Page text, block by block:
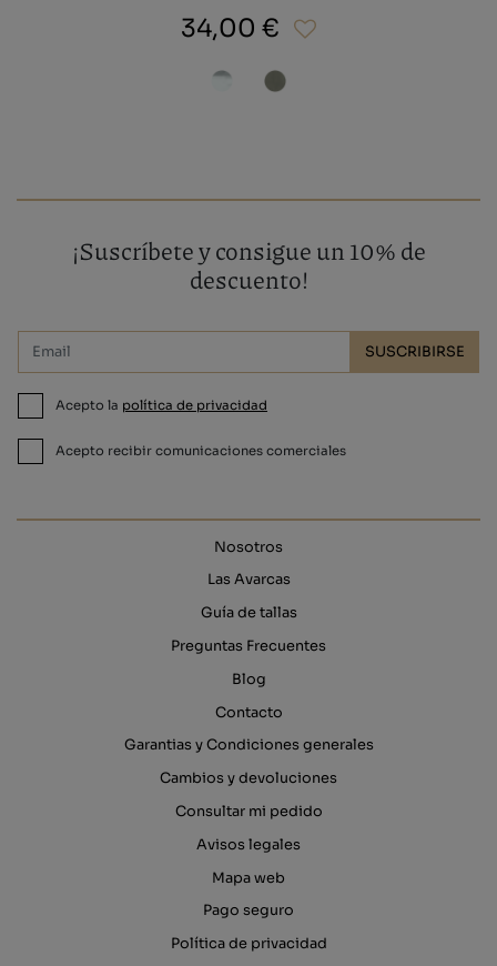
34,00 €
¡Suscríbete y consigue un 10% de
descuento!
SUSCRIBIRSE
Acepto la política de privacidad
Acepto recibir comunicaciones comerciales
Nosotros
Las Avarcas
Guía de tallas
Preguntas Frecuentes
Blog
Contacto
Garantias y Condiciones generales
Cambios y devoluciones
Consultar mi pedido
Avisos legales
Mapa web
Pago seguro
Política de privacidad